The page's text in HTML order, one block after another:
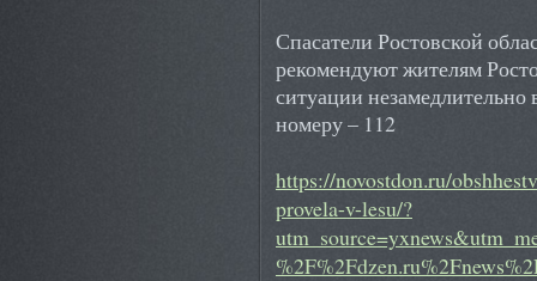
Спасатели Ростовской
рекомендуют жителям
ситуации
номеру – 112
https://novostdon.ru/
provela-v-lesu/?